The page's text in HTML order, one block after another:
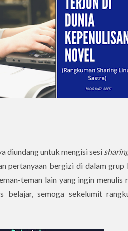
diundang untuk mengisi sesi
pertanyaan bergizi di dalam grup
teman lain yang ingin menulis
belajar, semoga sekelumit